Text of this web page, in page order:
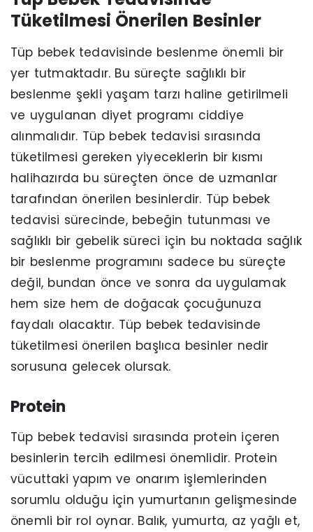
Tüketilmesi Önerilen Besinler
Tüp bebek tedavisinde beslenme önemli bir
yer tutmaktadır. Bu süreçte sağlıklı bir
beslenme şekli yaşam tarzı haline getirilmeli
ve uygulanan diyet programı ciddiye
alınmalıdır. Tüp bebek tedavisi sırasında
tüketilmesi gereken yiyeceklerin bir kısmı
halihazırda bu süreçten önce de uzmanlar
tarafından önerilen besinlerdir. Tüp bebek
tedavisi sürecinde, bebeğin tutunması ve
sağlıklı bir gebelik süreci için bu noktada sağlık
bir beslenme programını sadece bu süreçte
değil, bundan önce ve sonra da uygulamak
hem size hem de doğacak çocuğunuza
faydalı olacaktır. Tüp bebek tedavisinde
tüketilmesi önerilen başlıca besinler nedir
sorusuna gelecek olursak.
Protein
Tüp bebek tedavisi sırasında protein içeren
besinlerin tercih edilmesi önemlidir. Protein
vücuttaki yapım ve onarım işlemlerinden
sorumlu olduğu için yumurtanın gelişmesinde
önemli bir rol oynar. Balık, yumurta, az yağlı et,